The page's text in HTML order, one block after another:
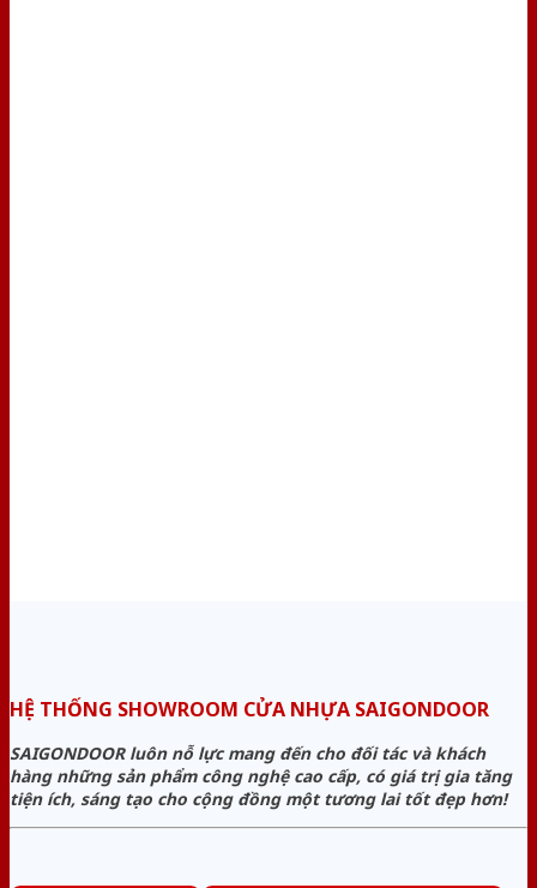
HỆ THỐNG SHOWROOM CỬA NHỰA SAIGONDOOR
SAIGONDOOR luôn nỗ lực mang đến cho đối tác và khách
hàng những sản phẩm công nghệ cao cấp, có giá trị gia tăng
tiện ích, sáng tạo cho cộng đồng một tương lai tốt đẹp hơn!